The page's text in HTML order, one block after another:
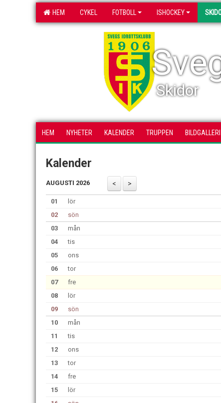
HEM CYKEL FOTBOLL ISHOCKEY
Skidor
HEM NYHETER KALENDER TRUPPEN BILDGALLERI
Kalender
AUGUSTI 2026
01
lör
02
sön
03
mån
04
tis
05
ons
06
tor
07
fre
08
lör
09
sön
10
mån
11
tis
12
ons
13
tor
14
fre
15
lör